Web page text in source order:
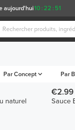
10 :22 : 51
aujourd'hui
Par Concept Par
naturel
€2.99
Sauce